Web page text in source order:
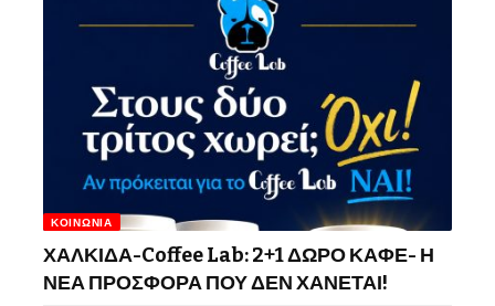
ΚΟΙΝΩΝΊΑ
ΧΑΛΚΙΔΑ-Coffee Lab: 2+1 ΔΩΡΟ ΚΑΦΕ- Η
ΝΕΑ ΠΡΟΣΦΟΡΑ ΠΟΥ ΔΕΝ ΧΑΝΕΤΑΙ!